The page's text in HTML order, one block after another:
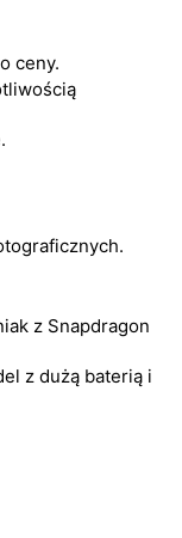
ceny.
z Snapdragon
z dużą baterią i